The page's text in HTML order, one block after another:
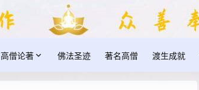
高僧论著 佛法圣迹 著名高僧 渡生成就